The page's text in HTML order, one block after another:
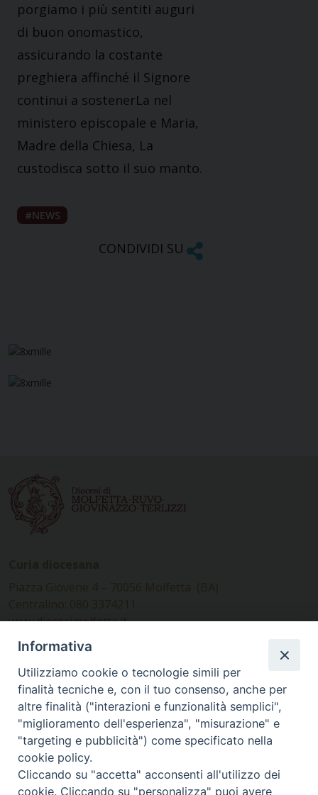
porgiamo i più sentiti auguri
di buon onomastico,
assicurando la costante
preghiera affinché il Signore
continui a sostenerLa nel
ministero episcopale e Maria,
Madre della Chiesa, La
custodisca sotto il suo manto.
NEWS
CONDIVIDI SU
www.diocesimolfetta.it –
diocesimolfetta@pec.chiesacattolica.it
Ufficio Comunicazioni sociali
Piazza Giovene 4 – 70056 Molfetta (BA)
comunicazionisociali@diocesimolfetta.it
SEGUICI SU
Informativa
Utilizziamo cookie o tecnologie simili per
finalità tecniche e, con il tuo consenso, anche per
altre finalità ("interazioni e funzionalità semplici",
"miglioramento dell'esperienza", "misurazione" e
"targeting e pubblicità") come specificato nella
cookie policy.
Cliccando su "accetta" acconsenti all'utilizzo dei
cookie. Cliccando su "personalizza" puoi avere